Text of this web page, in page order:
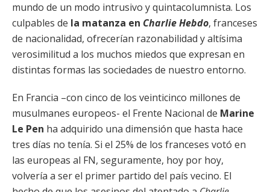
mundo de un modo intrusivo y quintacolumnista. Los
culpables de la matanza en Charlie Hebdo, franceses
de nacionalidad, ofrecerían razonabilidad y altísima
verosimilitud a los muchos miedos que expresan en
distintas formas las sociedades de nuestro entorno.
En Francia –con cinco de los veinticinco millones de
musulmanes europeos- el Frente Nacional de Marine
Le Pen ha adquirido una dimensión que hasta hace
tres días no tenía. Si el 25% de los franceses votó en
las europeas al FN, seguramente, hoy por hoy,
volvería a ser el primer partido del país vecino. El